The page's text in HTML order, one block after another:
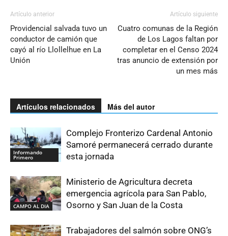
Artículo anterior
Providencial salvada tuvo un
conductor de camión que
cayó al río Llollelhue en La
Unión
Artículo siguiente
Cuatro comunas de la Región
de Los Lagos faltan por
completar en el Censo 2024
tras anuncio de extensión por
un mes más
Artículos relacionados Más del autor
Informando
Primero
Complejo Fronterizo Cardenal Antonio
Samoré permanecerá cerrado durante
esta jornada
CAMPO AL DIA
Ministerio de Agricultura decreta
emergencia agrícola para San Pablo,
Osorno y San Juan de la Costa
Trabajadores del salmón sobre ONG’s